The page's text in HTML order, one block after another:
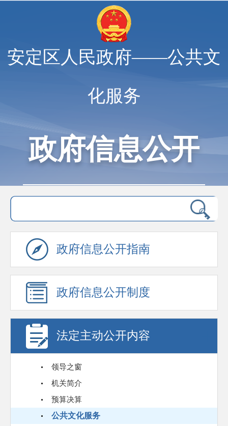
安定区人民政府——公共文
化服务
政府信息公开
政府信息公开指南
政府信息公开制度
法定主动公开内容
领导之窗
机关简介
预算决算
公共文化服务